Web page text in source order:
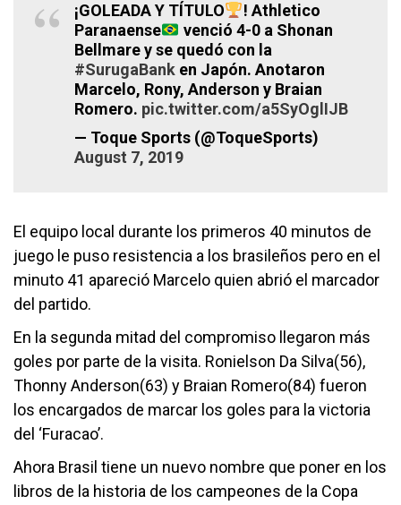
¡GOLEADA Y TÍTULO
! Athletico
Paranaense
venció 4-0 a Shonan
Bellmare y se quedó con la
#SurugaBank en Japón. Anotaron
Marcelo, Rony, Anderson y Braian
Romero. pic.twitter.com/a5SyOglIJB
— Toque Sports (@ToqueSports)
August 7, 2019
El equipo local durante los primeros 40 minutos de
juego le puso resistencia a los brasileños pero en el
minuto 41 apareció Marcelo quien abrió el marcador
del partido.
En la segunda mitad del compromiso llegaron más
goles por parte de la visita. Ronielson Da Silva(56),
Thonny Anderson(63) y Braian Romero(84) fueron
los encargados de marcar los goles para la victoria
del ‘Furacao’.
Ahora Brasil tiene un nuevo nombre que poner en los
libros de la historia de los campeones de la Copa